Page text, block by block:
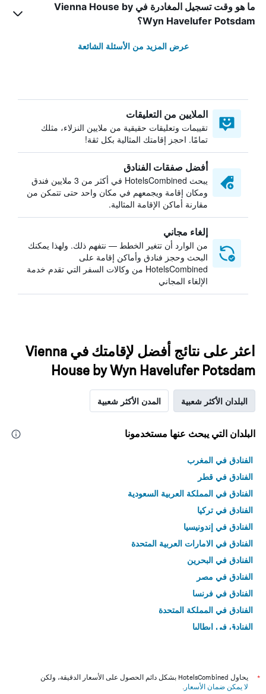
ما هو وقت تسجيل المغادرة في Vienna House by
Wyn Havelufer Potsdam؟
عرض المزيد من الأسئلة الشائعة
الملايين من التعليقات
تقييمات وتعليقات حقيقية من ملايين النزلاء، مثلك
تمامًا. احجز إقامتك المثالية بكل ثقة!
أفضل صفقات الفنادق
يبحث HotelsCombined في أكثر من 3 ملايين فندق
ومكان إقامة ويجمعهم في مكان واحد حتى تتمكن من
مقارنة أماكن الإقامة المثالية.
إلغاء مجاني
من الوارد أن تتغير الخطط — نتفهم ذلك. ولهذا يمكنك
البحث وحجز فنادق وأماكن إقامة على
HotelsCombined من وكالات السفر التي تقدم خدمة
الإلغاء المجاني
اعثر على نتائج أفضل لإقامتك في Vienna
House by Wyn Havelufer Potsdam
البلدان الأكثر شعبية المدن الأكثر شعبية
البلدان التي يبحث عنها مستخدمونا
الفنادق في المغرب
الفنادق في قطر
الفنادق في المملكة العربية السعودية
الفنادق في تركيا
الفنادق في إندونيسيا
الفنادق في الامارات العربية المتحدة
الفنادق في البحرين
الفنادق في مصر
الفنادق في فرنسا
الفنادق في المملكة المتحدة
الفنادق في إيطاليا
*
يحاول HotelsCombined بشكل دائم الحصول على الأسعار الدقيقة، ولكن
لا يمكن ضمان الأسعار .